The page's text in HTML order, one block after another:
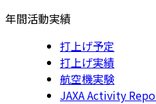
年間活動実績
打上げ予定
打上げ実績
航空機実験
JAXA Activity